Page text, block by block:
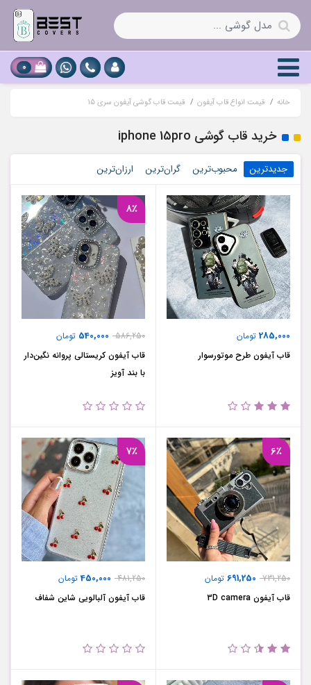
0
خانه قیمت انواع قاب آیفون قیمت قاب گوشی آیفون سری 15
خرید قاب گوشی iphone 15pro
جدیدترین محبوب‌ترین گران‌ترین ارزان‌ترین
285,000 تومان
قاب آیفون طرح موتور‌سوار
8٪
586,250
540,000 تومان
قاب آیفون کریستالی پروانه نگین‌دار
با بند آویز
6٪
731,250
691,250 تومان
قاب آیفون 3D camera
7٪
481,250
450,000تومان
قاب آیفون آلبالویی شاین شفاف